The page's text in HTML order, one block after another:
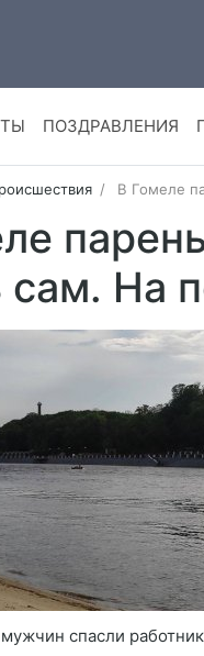
ПОЗДРАВЛЕНИЯ
В Гомеле
сам. На
спасли